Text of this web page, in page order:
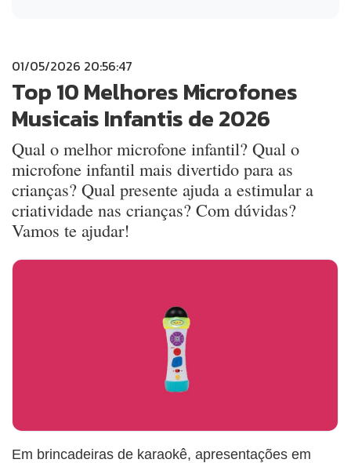
01/05/2026 20:56:47
Top 10 Melhores Microfones
Musicais Infantis de 2026
Qual o melhor microfone infantil? Qual o
microfone infantil mais divertido para as
crianças? Qual presente ajuda a estimular a
criatividade nas crianças? Com dúvidas?
Vamos te ajudar!
Em brincadeiras de karaokê, apresentações em